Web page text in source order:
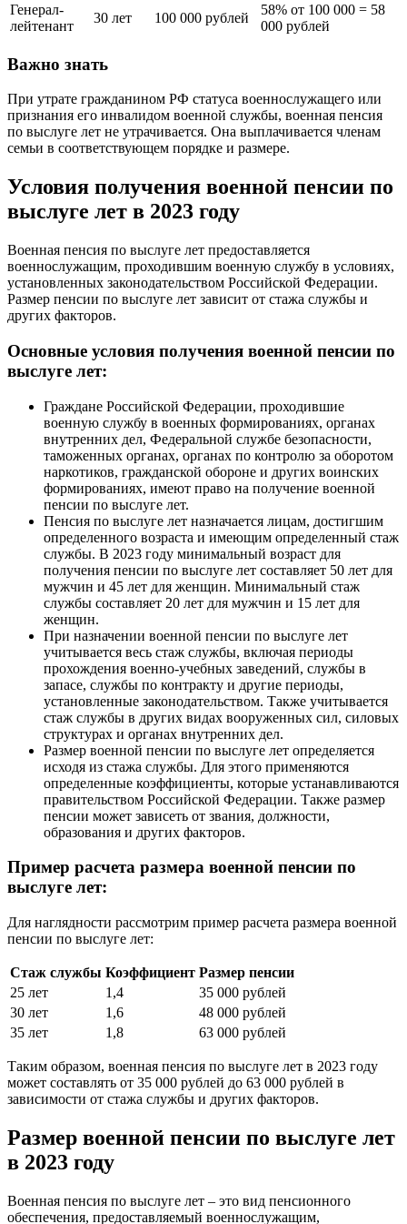
Генерал-
лейтенант
30 лет 100 000 рублей
58% от 100 000 = 58
000 рублей
Важно знать
При утрате гражданином РФ статуса военнослужащего или
признания его инвалидом военной службы, военная пенсия
по выслуге лет не утрачивается. Она выплачивается членам
семьи в соответствующем порядке и размере.
Условия получения военной пенсии по
выслуге лет в 2023 году
Военная пенсия по выслуге лет предоставляется
военнослужащим, проходившим военную службу в условиях,
установленных законодательством Российской Федерации.
Размер пенсии по выслуге лет зависит от стажа службы и
других факторов.
Основные условия получения военной пенсии по
выслуге лет:
Граждане Российской Федерации, проходившие
военную службу в военных формированиях, органах
внутренних дел, Федеральной службе безопасности,
таможенных органах, органах по контролю за оборотом
наркотиков, гражданской обороне и других воинских
формированиях, имеют право на получение военной
пенсии по выслуге лет.
Пенсия по выслуге лет назначается лицам, достигшим
определенного возраста и имеющим определенный стаж
службы. В 2023 году минимальный возраст для
получения пенсии по выслуге лет составляет 50 лет для
мужчин и 45 лет для женщин. Минимальный стаж
службы составляет 20 лет для мужчин и 15 лет для
женщин.
При назначении военной пенсии по выслуге лет
учитывается весь стаж службы, включая периоды
прохождения военно-учебных заведений, службы в
запасе, службы по контракту и другие периоды,
установленные законодательством. Также учитывается
стаж службы в других видах вооруженных сил, силовых
структурах и органах внутренних дел.
Размер военной пенсии по выслуге лет определяется
исходя из стажа службы. Для этого применяются
определенные коэффициенты, которые устанавливаются
правительством Российской Федерации. Также размер
пенсии может зависеть от звания, должности,
образования и других факторов.
Пример расчета размера военной пенсии по
выслуге лет:
Для наглядности рассмотрим пример расчета размера военной
пенсии по выслуге лет:
Стаж службы Коэффициент Размер пенсии
25 лет
1,4
35 000 рублей
30 лет
1,6
48 000 рублей
35 лет
1,8 63 000 рублей
Таким образом, военная пенсия по выслуге лет в 2023 году
может составлять от 35 000 рублей до 63 000 рублей в
зависимости от стажа службы и других факторов.
Размер военной пенсии по выслуге лет
в 2023 году
Военная пенсия по выслуге лет – это вид пенсионного
обеспечения, предоставляемый военнослужащим,